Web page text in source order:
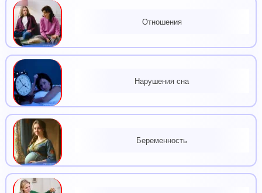
Отношения
Нарушения сна
Беременность